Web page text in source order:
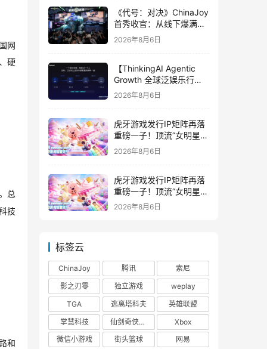
网
硬
总
技
和
《代号：对决》ChinaJoy
首秀收官：从线下爆满看
见玩家的真实期待
2026年8月6日
【ThinkingAI Agentic
Growth 全球泛娱乐行业
峰会】Agent 时代，人到
2026年8月6日
虎牙游戏发行IP矩阵再落
重磅一子！顶流“女明星”
ZANMANG LOOPY 正版
3D消除手游《消消奇遇》
2026年8月6日
虎牙游戏发行IP矩阵再落
重磅一子！顶流“女明星”
ZANMANG LOOPY 正版
2026年8月6日
标签云
ChinaJoy 腾讯
索尼
影之刃零
独立游戏
weplay
TGA
逃离塔科夫
英雄联盟
掌慧科技
仙剑奇侠传四
Xbox
微信小游戏
街头篮球
网易